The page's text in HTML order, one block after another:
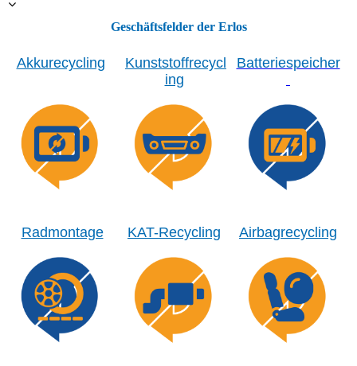
Geschäftsfelder der Erlos
Akkurecycling
Kunststoffrecycl
ing
Batteriespeicher
Radmontage KAT-Recycling Airbagrecycling